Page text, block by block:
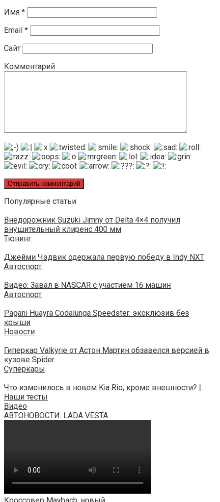
Имя *
Email *
Сайт
Комментарий
Популярные статьи
Внедорожник Suzuki Jimny от Delta 4×4 получил
внушительный клиренс 400 мм
Тюнинг
Джейми Чэдвик одержала первую победу в Indy NXT
Автоспорт
Видео: Завал в NASCAR с участием 16 машин
Автоспорт
Pagani Huayra Codalunga Speedster: эксклюзив без
крыши
Новости
Гиперкар Valkyrie от Астон Мартин обзавелся версией в
кузове Spider
Суперкары
Что изменилось в новом Kia Rio, кроме внешности? |
Наши тесты
Видео
АВТОНОВОСТИ: LADA VESTA